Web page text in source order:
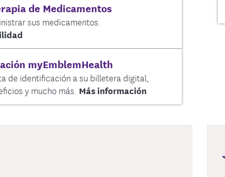
de Medicamentos
sus medicamentos.
myEmblemHealth
de identificación a su billetera digital,
y mucho más. Más información